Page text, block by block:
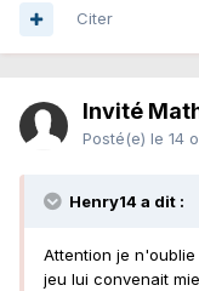
Citer
Invité
Posté(e) le 14
Henry14 a dit :
Attention je
jeu lui convenait